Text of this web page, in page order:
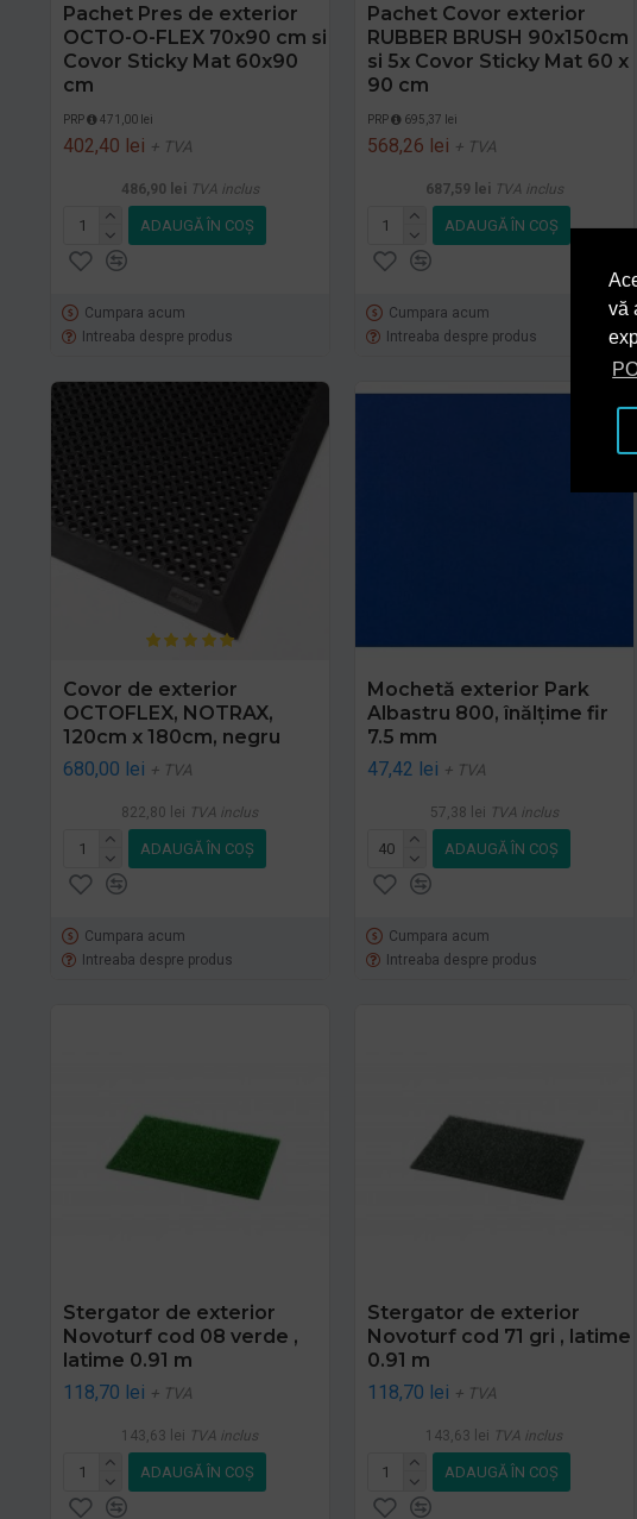
vă
Pachet Pres de exterior
OCTO-O-FLEX 70x90 cm si
Covor Sticky Mat 60x90
cm
PRP 471,00 lei
402,40 lei + TVA
486,90 lei TVA inclus
ADAUGĂ ÎN COŞ
Cumpara acum
Intreaba despre produs
Pachet Covor exterior
RUBBER BRUSH 90x150cm
si 5x Covor Sticky Mat 60 x
90 cm
PRP 695,37 lei
568,26 lei + TVA
687,59 lei TVA inclus
ADAUGĂ ÎN COŞ
Cumpara acum
Intreaba despre produs
Covor de exterior
OCTOFLEX, NOTRAX,
120cm x 180cm, negru
680,00 lei + TVA
822,80 lei TVA inclus
ADAUGĂ ÎN COŞ
Cumpara acum
Intreaba despre produs
Mochetă exterior Park
Albastru 800, înălțime fir
7.5 mm
47,42 lei + TVA
57,38 lei TVA inclus
ADAUGĂ ÎN COŞ
Cumpara acum
Intreaba despre produs
Stergator de exterior
Novoturf cod 08 verde ,
latime 0.91 m
118,70 lei + TVA
143,63 lei TVA inclus
ADAUGĂ ÎN COŞ
Stergator de exterior
Novoturf cod 71 gri , latime
0.91 m
118,70 lei + TVA
143,63 lei TVA inclus
ADAUGĂ ÎN COŞ